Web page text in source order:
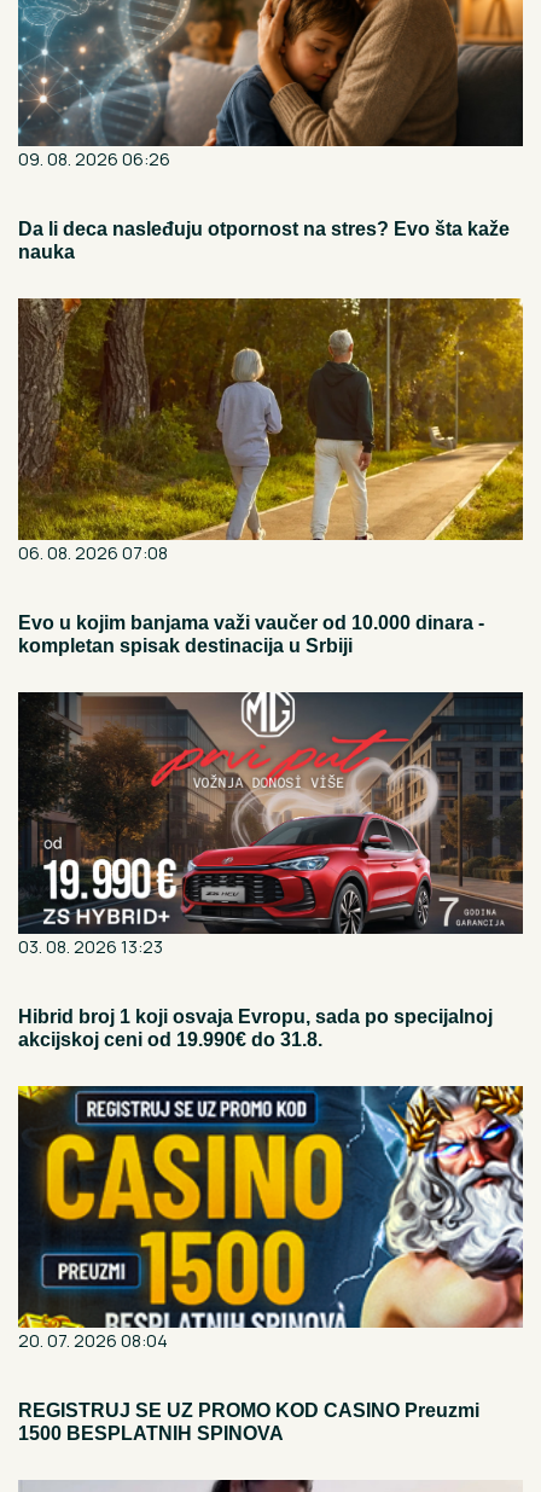
09. 08. 2026 06:26
Da li deca nasleđuju otpornost na stres? Evo šta kaže
nauka
06. 08. 2026 07:08
Evo u kojim banjama važi vaučer od 10.000 dinara -
kompletan spisak destinacija u Srbiji
03. 08. 2026 13:23
Hibrid broj 1 koji osvaja Evropu, sada po specijalnoj
akcijskoj ceni od 19.990€ do 31.8.
20. 07. 2026 08:04
REGISTRUJ SE UZ PROMO KOD CASINO Preuzmi
1500 BESPLATNIH SPINOVA